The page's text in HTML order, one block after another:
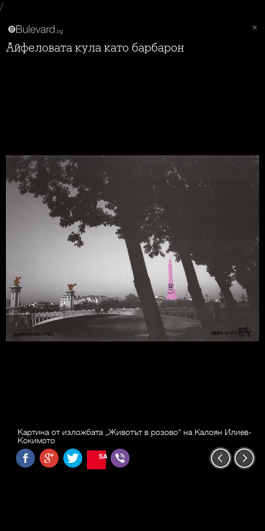
/
Айфеловата кула като барбарон
Картина от изложбата „Животът в розово“ на Калоян Илиев-
Кокимото
SAVE